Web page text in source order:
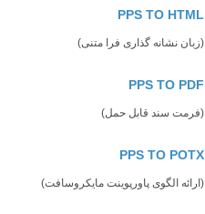
PPS TO HTML
(زبان نشانه گذاری فرا متنی)
PPS TO PDF
(فرمت سند قابل حمل)
PPS TO POTX
(ارائه الگوی پاورپوینت مایکروسافت)